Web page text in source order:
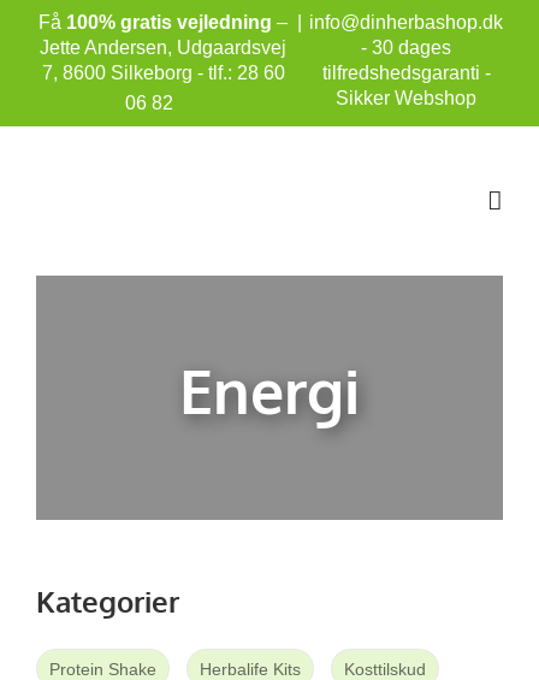
content
Få 100% gratis vejledning –
Jette Andersen, Udgaardsvej
7, 8600 Silkeborg - tlf.: 28 60
06 82
info@dinherbashop.dk
- 30 dages
tilfredshedsgaranti -
Sikker Webshop
Energi
Kategorier
Protein Shake Herbalife Kits Kosttilskud